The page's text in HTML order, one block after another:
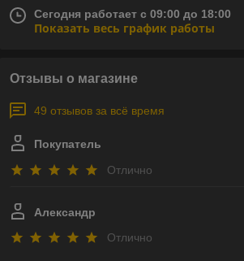
Сегодня работает с 09:00 до 18:00
Показать весь график работы
Отзывы о магазине
49 отзывов за всё время
Покупатель
Отлично
Александр
Отлично